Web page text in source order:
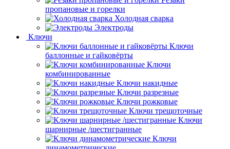
пропановые и горелки
Холодная сварка
Электроды
Ключи
Ключи
баллонные и гайковёрты
Ключи
комбинированные
Ключи накидные
Ключи разрезные
Ключи рожковые
Ключи трещоточные
Ключи
шарнирные /шестигранные
Ключи